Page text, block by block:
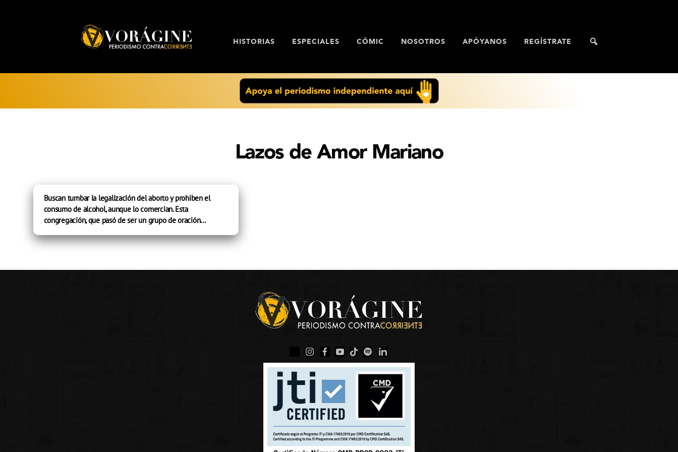
HISTORIAS ESPECIALES CÓMIC NOSOTROS APÓYANOS REGÍSTRATE
Lazos de Amor Mariano
Buscan tumbar la legalización del aborto y prohiben el
consumo de alcohol, aunque lo comercian. Esta
congregación, que pasó de ser un grupo de oración...